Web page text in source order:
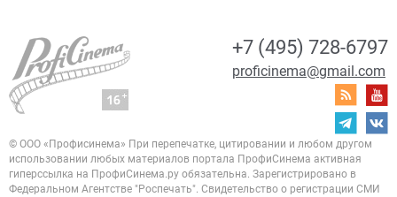
+7 (495) 728-6797
proficinema@gmail.com
© ООО «Профисинема» При перепечатке, цитировании и любом другом
использовании любых материалов портала ПрофиСинема активная
гиперссылка на ПрофиСинема.ру обязательна. Зарегистрировано в
Федеральном Агентстве "Роспечать". Свидетельство о регистрации СМИ